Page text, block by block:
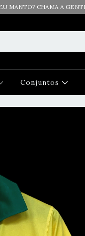
MANTO? CHAMA A
Conjuntos